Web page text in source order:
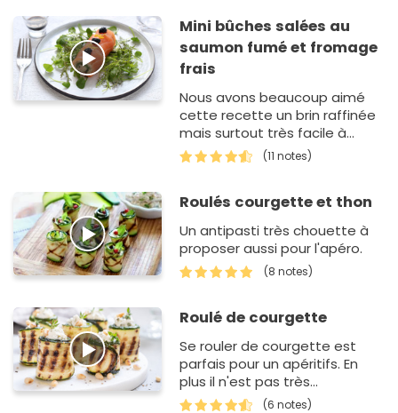
Mini bûches salées au
saumon fumé et fromage
frais
Nous avons beaucoup aimé
cette recette un brin raffinée
mais surtout très facile à
préparer.
(11 notes)
Roulés courgette et thon
Un antipasti très chouette à
proposer aussi pour l'apéro.
(8 notes)
Roulé de courgette
Se rouler de courgette est
parfais pour un apéritifs. En
plus il n'est pas très
calorique.Régalez vous bien!
(6 notes)